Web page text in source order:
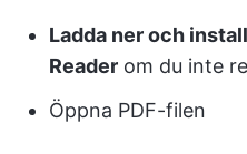
Ladda ner och
Reader om du inte
Öppna PDF-filen